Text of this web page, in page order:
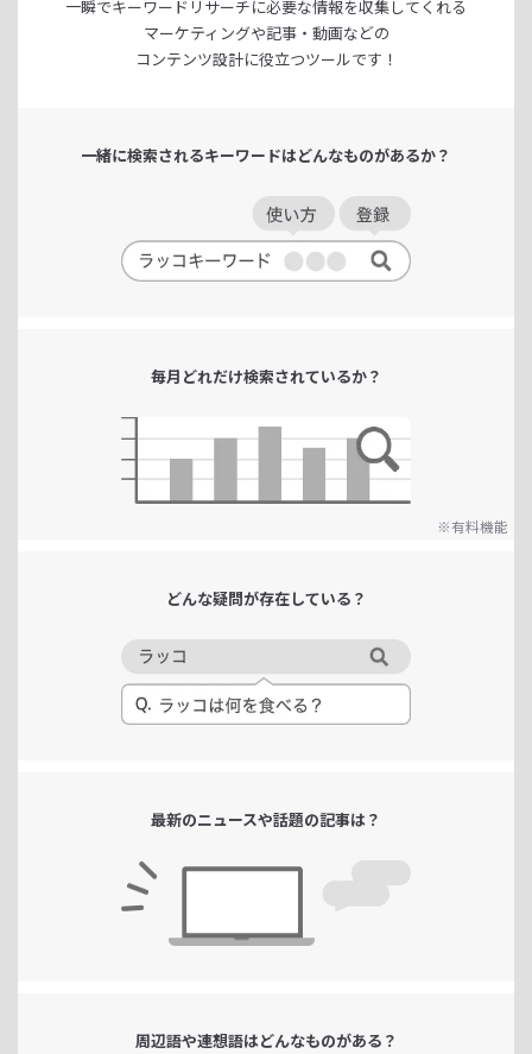
一瞬でキーワードリサーチに必要な情報を収集してくれる
マーケティングや記事・動画などの
コンテンツ設計に役立つツールです！
一緒に検索されるキーワードはどんなものがあるか？
毎月どれだけ検索されているか？
※有料機能
どんな疑問が存在している？
最新のニュースや話題の記事は？
周辺語や連想語はどんなものがある？